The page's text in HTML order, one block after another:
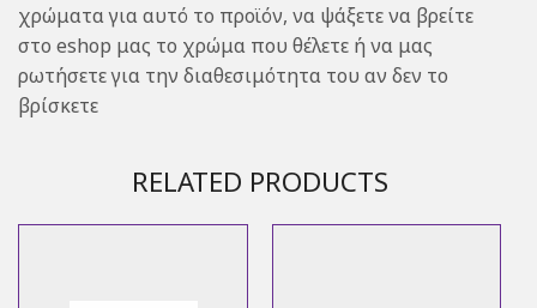
χρώματα για αυτό το προϊόν, να ψάξετε να βρείτε
στο eshop μας το χρώμα που θέλετε ή να μας
ρωτήσετε για την διαθεσιμότητα του αν δεν το
βρίσκετε
RELATED PRODUCTS